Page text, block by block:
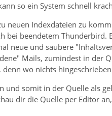
so ein System schnell
neuen Indexdateien zu
bei beendetem
neue und saubere
Mails, zumindest in der
denn wo nichts
und somit in der Quelle als
dir die Quelle per Editor